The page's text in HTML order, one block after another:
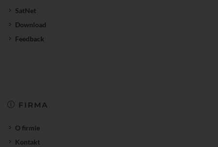
SatNet
Download
Feedback
FIRMA
O firmie
Kontakt